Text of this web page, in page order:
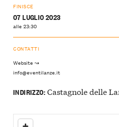
FINISCE
07 LUGLIO 2023
alle 23:30
CONTATTI
Website ↝
info@eventilanze.it
INDIRIZZO:Castagnole delle